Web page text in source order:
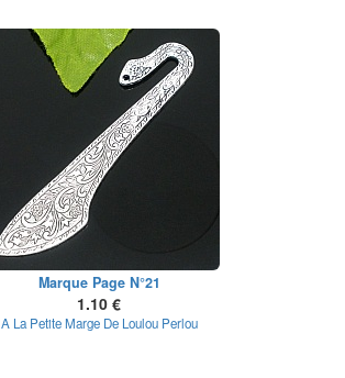
Marque Page N°21
1.10 €
A La Petite Marge De Loulou Perlou